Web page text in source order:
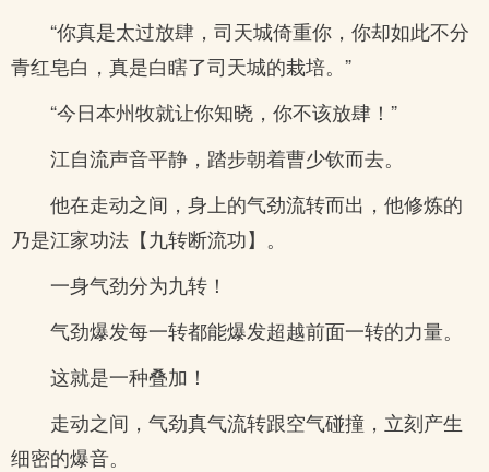
“你真是太过放肆，司天城倚重你，你却如此不分
青红皂白，真是白瞎了司天城的栽培。”
“今日本州牧就让你知晓，你不该放肆！”
江自流声音平静，踏步朝着曹少钦而去。
他在走动之间，身上的气劲流转而出，他修炼的
乃是江家功法【九转断流功】。
一身气劲分为九转！
气劲爆发每一转都能爆发超越前面一转的力量。
这就是一种叠加！
走动之间，气劲真气流转跟空气碰撞，立刻产生
细密的爆音。